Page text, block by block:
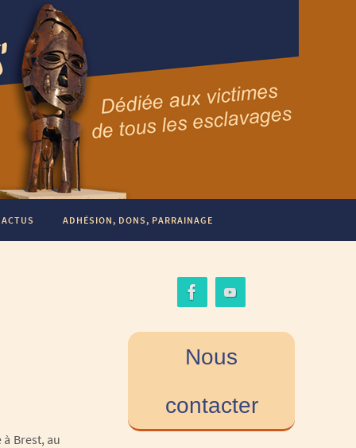
ACTUS ADHÉSION, DONS, PARRAINAGE
Brest, au
Nous
contacter